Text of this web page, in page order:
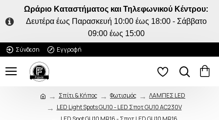
Ωράριο Καταστήματος και Τηλεφωνικού Κέντρου:
Δευτέρα έως Παρασκευή 10:00 έως 18:00 - Σάββατο
09:00 έως 15:00
Σύνδεση
Εγγραφή
Σπίτι & Κήπος Φωτισμός
ΛΑΜΠΕΣ LED
LED Light Spots GU10 - LED Σποτ GU10 AC230V